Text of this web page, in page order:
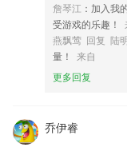
6.】控制小车把小车倒
letou.cm更新了什
提供帮您查看通讯录中
记事本格式整体优化，
（上课选课 按钮优化
詹琴江 ：加入我
受游戏的乐趣！
燕飘莺 回复 陆
量！
来自
更多回复
乔伊睿